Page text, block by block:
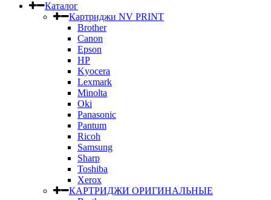
Каталог
Картриджи NV PRINT
Brother
Canon
Epson
HP
Kyocera
Lexmark
Minolta
Oki
Panasonic
Pantum
Ricoh
Samsung
Sharp
Toshiba
Xerox
КАРТРИДЖИ ОРИГИНАЛЬНЫЕ